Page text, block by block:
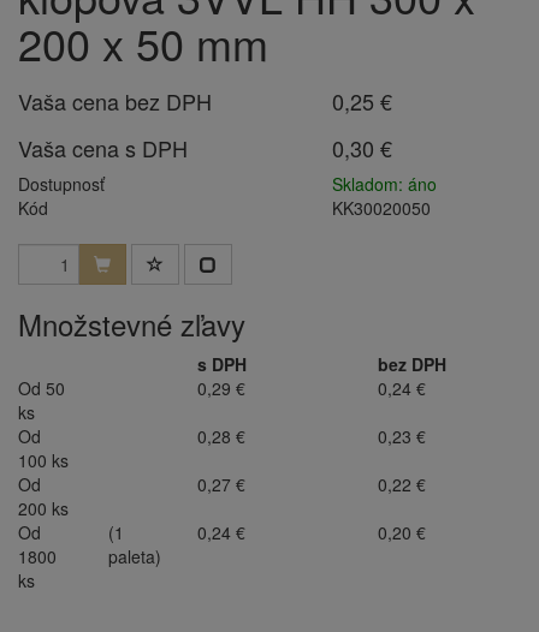
200 x 50 mm
Vaša cena bez DPH
0,25 €
Vaša cena s DPH
0,30 €
Dostupnosť
Skladom: áno
Kód
KK30020050
Množstevné zľavy
s DPH
bez DPH
Od 50
ks
0,29 €
0,24 €
Od
100 ks
0,28 €
0,23 €
Od
200 ks
0,27 €
0,22 €
Od
1800
ks
(1
paleta)
0,24 € 0,20 €